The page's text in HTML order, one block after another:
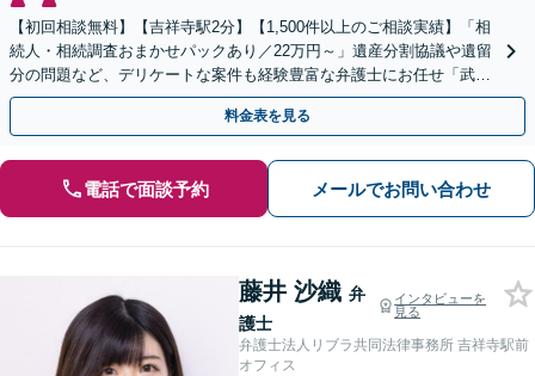
【初回相談無料】【吉祥寺駅2分】【1,500件以上のご相談実績】「相
続人・相続調査おまかせパックあり／22万円～」遺産分割協議や遺留
分の問題など、デリケートな案件も経験豊富な弁護士にお任せ「武蔵
野市／三鷹市／小金井市／杉並区／練馬区など」
料金表を見る
電話で面談予約 メールでお問い合わせ
藤井 沙織 弁
護士
インタビューを
見る
弁護士法人リブラ共同法律事務所 吉祥寺駅前
オフィス